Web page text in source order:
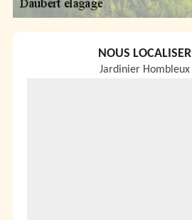
NOUS LOCALISER
Jardinier Hombleux